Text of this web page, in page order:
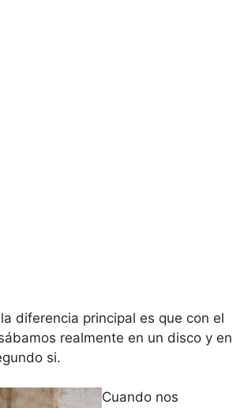
diferencia principal es que con el
realmente en un disco y en
si.
Cuando nos